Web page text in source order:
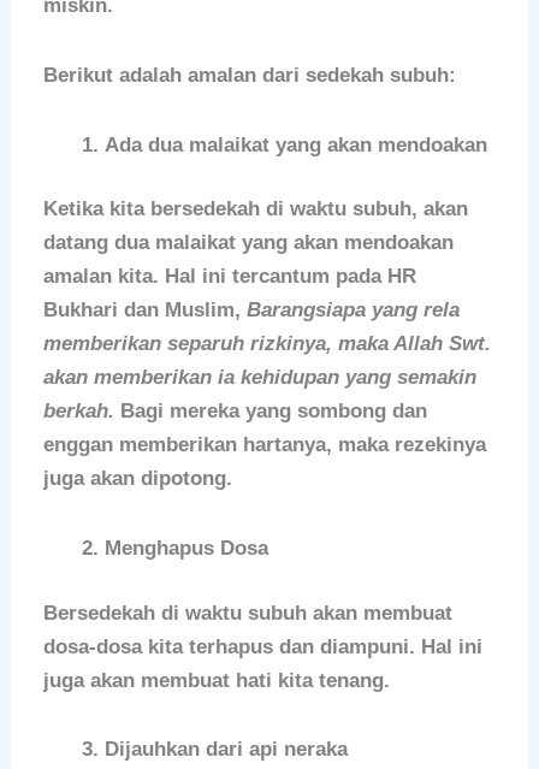
miskin.
Berikut adalah amalan dari sedekah subuh:
Ada dua malaikat yang akan mendoakan
Ketika kita bersedekah di waktu subuh, akan
datang dua malaikat yang akan mendoakan
amalan kita. Hal ini tercantum pada HR
Bukhari dan Muslim,Barangsiapa yang rela
memberikan separuh rizkinya, maka Allah Swt.
akan memberikan ia kehidupan yang semakin
berkah. Bagi mereka yang sombong dan
enggan memberikan hartanya, maka rezekinya
juga akan dipotong.
Menghapus Dosa
Bersedekah di waktu subuh akan membuat
dosa-dosa kita terhapus dan diampuni. Hal ini
juga akan membuat hati kita tenang.
Dijauhkan dari api neraka